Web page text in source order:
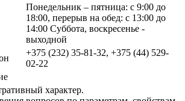
Понедельник – пятница: с 9:00 до
18:00, перерыв на обед: с 13:00 до
14:00 Суббота, воскресенье -
выходной
+375 (232) 35-81-32, +375 (44) 529-
02-22
характер.